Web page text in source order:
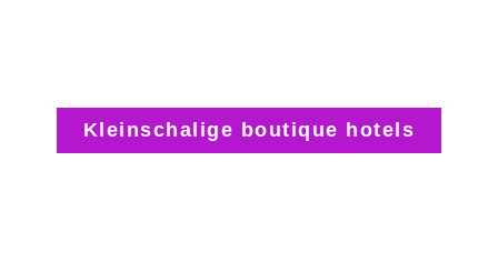
Kleinschalige boutique hotels